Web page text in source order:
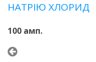
НАТРІЮ ХЛОРИД
100 амп.